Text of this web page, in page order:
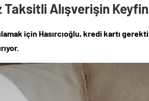
Noktasında Gece Gündüz Sahadayız”
Ödüllü Resim, Şiir ve Kompozisyon
Üretim Gücünü Destekliyoruz”
yalnız bırakılmadı
karşı karşıya
Sağlayan Buluşmalar
Taksitli Alışverişin
için Hasırcıoğlu, kredi kartı